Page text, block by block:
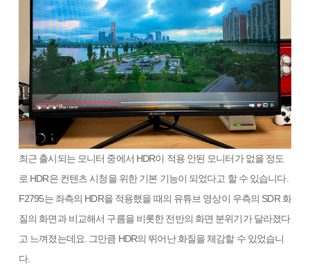
최근 출시되는 모니터 중에서 HDR이 적용 안된 모니터가 없을 정도
로 HDR은 컨텐츠 시청을 위한 기본 기능이 되었다고 할 수 있습니다.
F2795는 좌측의 HDR을 적용했을 때의 유튜브 영상이 우측의 SDR 화
질의 화면과 비교해서 구름을 비롯한 전반의 화면 분위기가 달라졌다
고 느껴졌는데요. 그만큼 HDR의 뛰어난 화질을 체감할 수 있었습니
다.